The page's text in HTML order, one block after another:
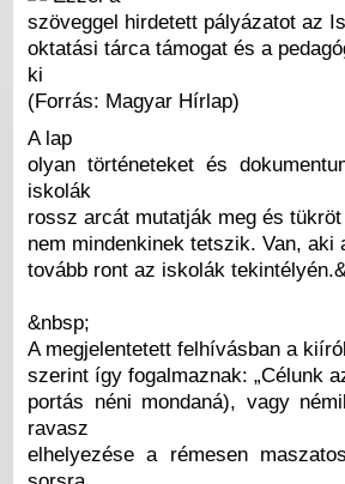
szöveggel hirdetett pályázatot az
oktatási tárca támogat és a
ki
(Forrás: Magyar Hírlap)
A lap
olyan történeteket és
iskolák
rossz arcát mutatják meg és
nem mindenkinek tetszik. Van,
tovább ront az iskolák
&nbsp;
A megjelentetett felhívásban a
szerint így fogalmaznak: „Célunk
portás néni mondaná), vagy
ravasz
elhelyezése a rémesen